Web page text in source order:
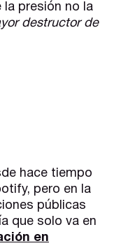
la presión no la
destructor de
hace tiempo
pero en la
públicas
que solo va en
en